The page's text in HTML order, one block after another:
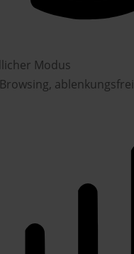
Modus
ablenkungsfrei